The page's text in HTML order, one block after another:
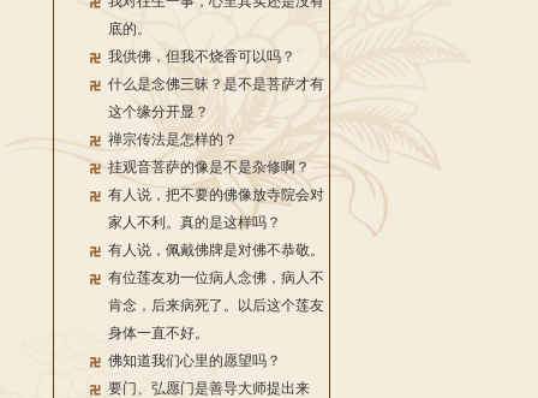
底的。
我供佛，但我不烧香可以吗？
什么是念佛三昧？是不是菩萨才有
这个缘分开显？
禅宗传法是怎样的？
挂观音菩萨的像是不是杂修啊？
有人说，把不要的佛像放寺院会对
家人不利。真的是这样吗？
有人说，佩戴佛牌是对佛不恭敬。
有位莲友劝一位病人念佛，病人不
肯念，后来病死了。以后这个莲友
身体一直不好。
佛知道我们心里的愿望吗？
要门、弘愿门是善导大师提出来